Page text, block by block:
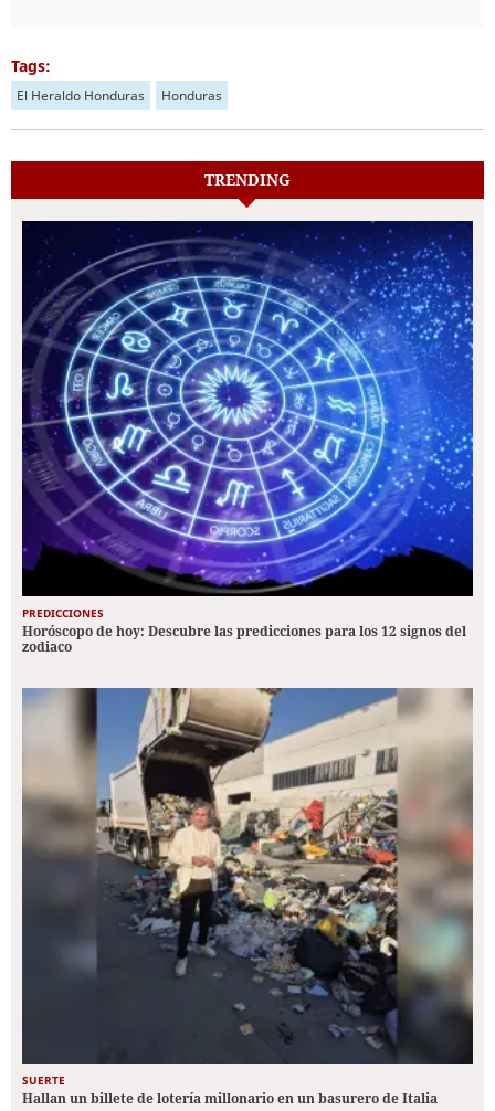
Tags:
El Heraldo Honduras Honduras
TRENDING
PREDICCIONES
Horóscopo de hoy: Descubre las predicciones para los 12 signos del
zodiaco
SUERTE
Hallan un billete de lotería millonario en un basurero de Italia